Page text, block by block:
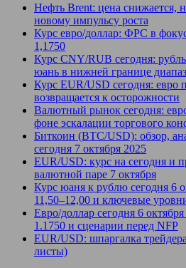
Нефть Brent: цена снижается,
новому импульсу роста
Курс евро/доллар: ФРС в
1,1750
Курс CNY/RUB сегодня:
юань в нижней границе
Курс EUR/USD сегодня: евро
возвращается к осторожности
Валютный рынок сегодня:
фоне эскалации торгового
Биткоин (BTC/USD): обзор,
сегодня 7 октября 2025
EUR/USD: курс на сегодня и
валютной паре 7 октября
Курс юаня к рублю сегодня 6
11,50–12,00 и ключевые
Евро/доллар сегодня 6
1.1750 и сценарии перед NFP
EUR/USD: шпаргалка
листы)